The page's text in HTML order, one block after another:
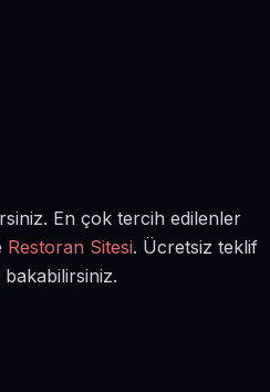
En çok tercih edilenler
Restoran Sitesi. Ücretsiz teklif
bakabilirsiniz.